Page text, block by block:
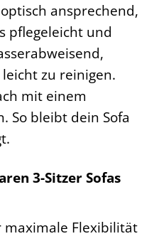
ansprechend,
pflegeleicht und
zu reinigen.
mit einem
So bleibt dein Sofa
3-Sitzer Sofas
maximale Flexibilität